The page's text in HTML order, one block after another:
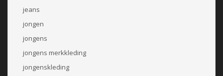
jeans
jongen
jongens
jongens merkkleding
jongenskleding